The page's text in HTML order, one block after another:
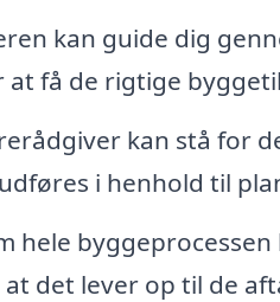
kan guide dig
få de rigtige
kan stå for
i henhold til
hele
det lever op til de